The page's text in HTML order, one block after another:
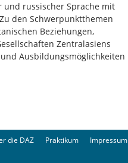
und russischer Sprache mit
den Schwerpunktthemen
Beziehungen,
Zentralasiens
Ausbildungsmöglichkeiten
die DAZ Praktikum Impressum